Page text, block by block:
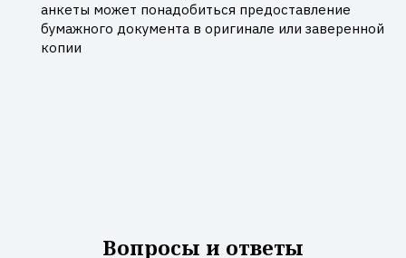
анкеты может понадобиться предоставление
бумажного документа в оригинале или заверенной
копии
Вопросы и ответы